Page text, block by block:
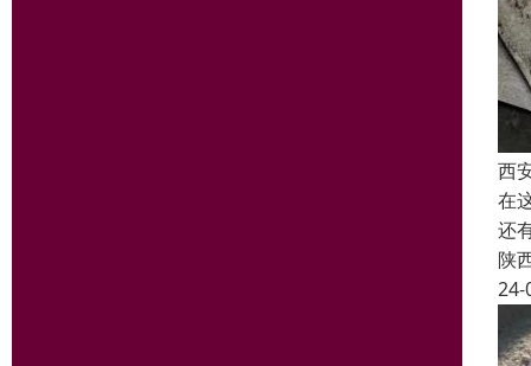
西
在
还
陕
24-